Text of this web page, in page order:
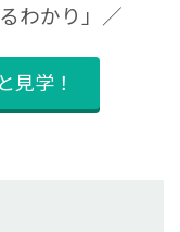
わかり」／
見学！